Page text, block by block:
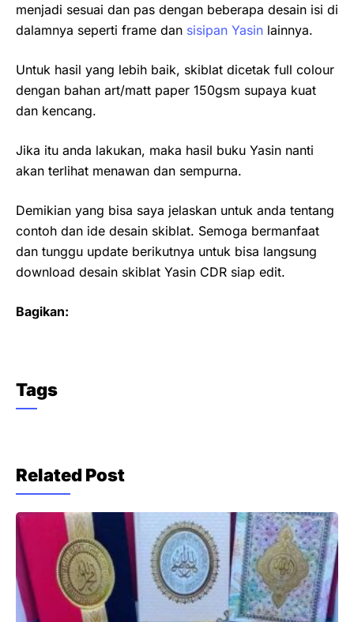
menjadi sesuai dan pas dengan beberapa desain isi di
dalamnya seperti frame dan sisipan Yasin lainnya.
Untuk hasil yang lebih baik, skiblat dicetak full colour
dengan bahan art/matt paper 150gsm supaya kuat
dan kencang.
Jika itu anda lakukan, maka hasil buku Yasin nanti
akan terlihat menawan dan sempurna.
Demikian yang bisa saya jelaskan untuk anda tentang
contoh dan ide desain skiblat. Semoga bermanfaat
dan tunggu update berikutnya untuk bisa langsung
download desain skiblat Yasin CDR siap edit.
Bagikan:
Tags
Related Post